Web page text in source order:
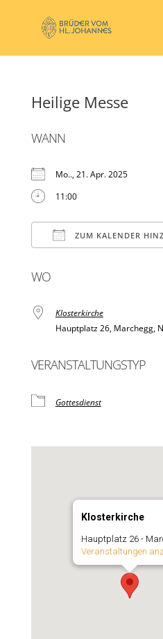
Heilige Messe
WANN
Mo.., 21. Apr. 2025
11:00
ZUM KALENDER
WO
Klosterkirche
Hauptplatz 26, Marchegg,
VERANSTALTUNGSTYP
Gottesdienst
Klosterkirche
Hauptplatz 26 -
Veranstaltungen